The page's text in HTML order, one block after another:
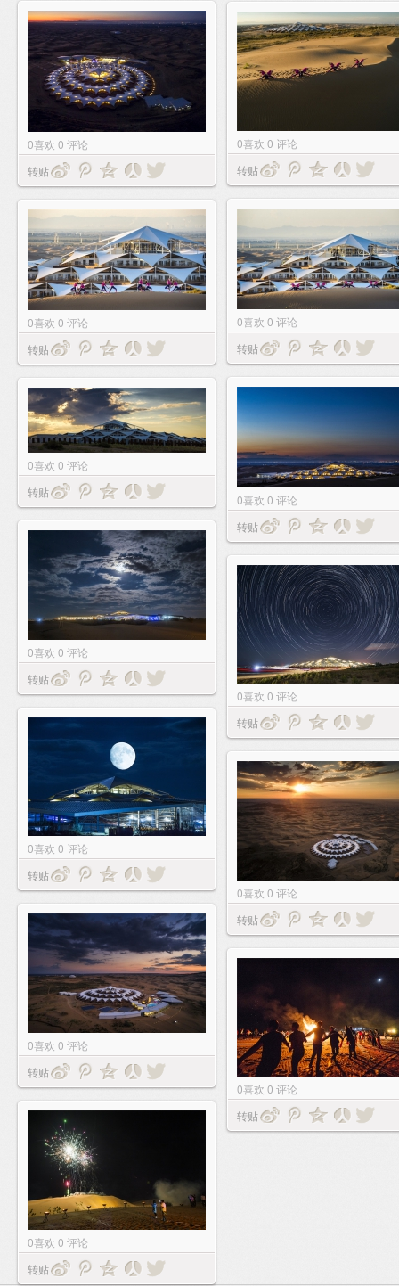
0喜欢 0 评论
转贴
0喜欢 0 评论
转贴
0喜欢 0 评论
转贴
0喜欢 0 评论
转贴
0喜欢 0 评论
转贴
0喜欢 0 评论
转贴
0喜欢 0 评论
转贴
0喜欢 0 评论
转贴
0喜欢 0 评论
转贴
0喜欢 0 评论
转贴
0喜欢 0 评论
转贴
0喜欢 0 评论
转贴
0喜欢 0 评论
转贴